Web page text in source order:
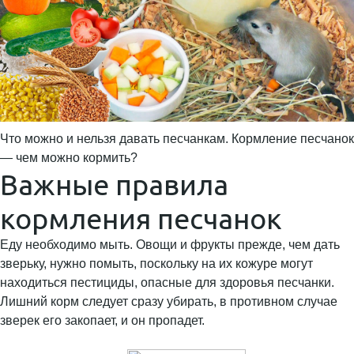
Что можно и нельзя давать песчанкам. Кормление песчанок
— чем можно кормить?
Важные правила
кормления песчанок
Еду необходимо мыть. Овощи и фрукты прежде, чем дать
зверьку, нужно помыть, поскольку на их кожуре могут
находиться пестициды, опасные для здоровья песчанки.
Лишний корм следует сразу убирать, в противном случае
зверек его закопает, и он пропадет.